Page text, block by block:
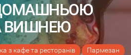
ВИШНЕЮ
з кафе та ресторанів Пармезан